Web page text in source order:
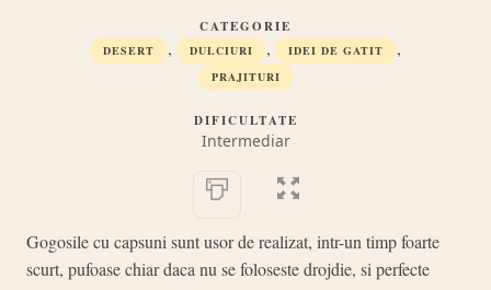
CATEGORIE
DESERT , DULCIURI , IDEI DE GATIT ,
PRAJITURI
DIFICULTATE
Intermediar
Gogosile cu capsuni sunt usor de realizat, intr-un timp foarte
scurt, pufoase chiar daca nu se foloseste drojdie, si perfecte